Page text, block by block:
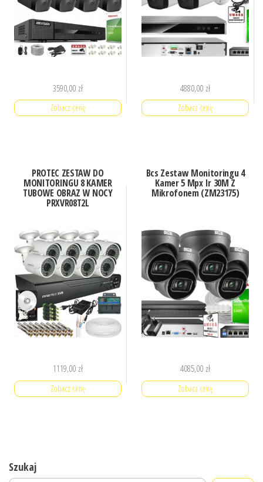
3590,00 zł
Zobacz cenę
4880,00 zł
Zobacz cenę
PROTEC ZESTAW DO
MONITORINGU 8 KAMER
TUBOWE OBRAZ W NOCY
PRXVR08T2L
1119,00 zł
Zobacz cenę
Bcs Zestaw Monitoringu 4
Kamer 5 Mpx Ir 30M Z
Mikrofonem (ZM23175)
4085,00 zł
Zobacz cenę
Szukaj